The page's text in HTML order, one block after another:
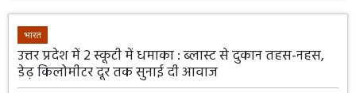
भारत
उत्तर प्रदेश में 2 स्कूटी में धमाका : ब्लास्ट से दुकान तहस-नहस,
डेढ़ किलोमीटर दूर तक सुनाई दी आवाज